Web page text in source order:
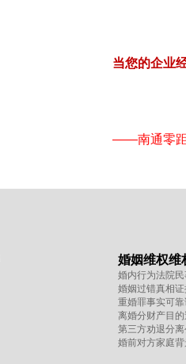
当您的企业
——南通零
婚姻维权维
婚内行为法院
婚姻过错真相证
重婚罪事实可
离婚分财产目
第三方劝退分
婚前对方家庭